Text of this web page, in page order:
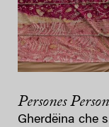
Persones
Gherdëina che